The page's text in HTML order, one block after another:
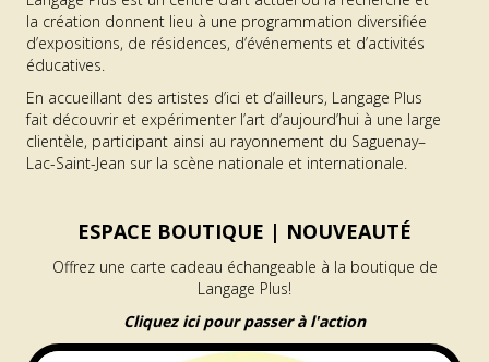
la création donnent lieu à une programmation diversifiée
d’expositions, de résidences, d’événements et d’activités
éducatives.
En accueillant des artistes d’ici et d’ailleurs, Langage Plus
fait découvrir et expérimenter l’art d’aujourd’hui à une large
clientèle, participant ainsi au rayonnement du Saguenay–
Lac-Saint-Jean sur la scène nationale et internationale.
ESPACE BOUTIQUE | NOUVEAUTÉ
Offrez une carte cadeau échangeable à la boutique de
Langage Plus!
Cliquez ici pour passer à l'action